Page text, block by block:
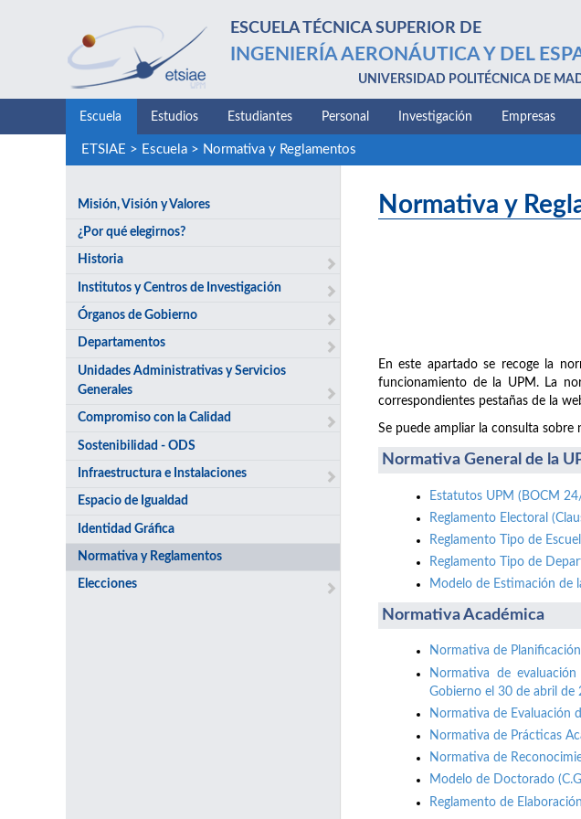
ESCUELA TÉCNICA SUPERIOR DE
INGENIERÍA AERONÁUTICA Y DEL
UNIVERSIDAD POLITÉCNICA DE
Escuela Estudios Estudiantes Personal Investigación Empresas
ETSIAE > Escuela> Normativa y Reglamentos
Misión, Visión y Valores
¿Por qué elegirnos?
Historia
Institutos y Centros de Investigación
Órganos de Gobierno
Departamentos
Unidades Administrativas y Servicios
Generales
Compromiso con la Calidad
Sostenibilidad - ODS
Infraestructura e Instalaciones
Espacio de Igualdad
Identidad Gráfica
Normativa y Reglamentos
Elecciones
Normativa y
En este apartado se recoge la
funcionamiento de la UPM. La
correspondientes pestañas de la
Se puede ampliar la consulta sobre
Normativa General de la
Estatutos UPM (BOCM
Reglamento Electoral
Reglamento Tipo de
Reglamento Tipo de
Modelo de Estimación de
Normativa Académica
Normativa de
Normativa de
Gobierno el 30 de abril de
Normativa de Evaluación
Normativa de Prácticas
Normativa de
Modelo de Doctorado
Reglamento de